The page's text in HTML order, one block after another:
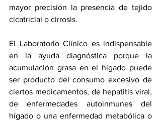
mayor precisión la presencia de tejido
cicatricial o cirrosis.
El Laboratorio Clínico es indispensable
en la ayuda diagnóstica porque la
acumulación grasa en el hígado puede
ser producto del consumo excesivo de
ciertos medicamentos, de hepatitis viral,
de enfermedades autoinmunes del
hígado o una enfermedad metabólica o